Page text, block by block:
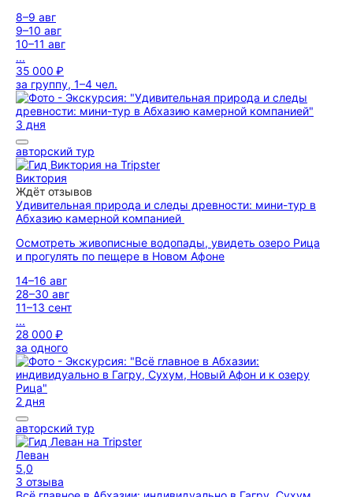
8–9 авг
9–10 авг
10–11 авг
...
35 000 ₽
за группу, 1–4 чел.
3 дня
авторский тур
Виктория
Ждёт отзывов
Удивительная природа и следы древности: мини-тур в
Абхазию камерной компанией
Осмотреть живописные водопады, увидеть озеро Рица
и прогулять по пещере в Новом Афоне
14–16 авг
28–30 авг
11–13 сент
...
28 000 ₽
за одного
2 дня
авторский тур
Леван
5,0
3 отзыва